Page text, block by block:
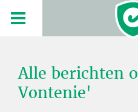
Alle berichten
Vontenie'